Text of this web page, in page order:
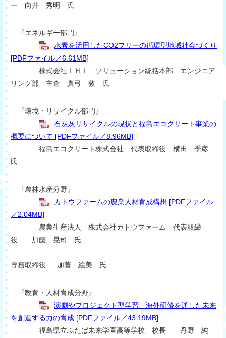
ー 向井 秀明 氏
『エネルギー部門』
水素を活用したCO2フリーの循環型地域社会づくり
[PDFファイル／6.61MB]
株式会社ＩＨＩ ソリューション統括本部 エンジニア
リング部 主査 真弓 敦 氏
『環境・リサイクル部門』
石炭灰リサイクルの現状と福島エコクリート事業の
概要について [PDFファイル／8.96MB]
福島エコクリート株式会社 代表取締役 横田 季彦
氏
『農林水産分野』
カトウファームの農業人材育成構想 [PDFファイル
／2.04MB]
農業生産法人 株式会社カトウファーム 代表取締
役 加藤 晃司 氏
専務取締役 加藤 絵美 氏
『教育・人材育成分野』
演劇やプロジェクト型学習、海外研修を通した未来
を創造する力の育成 [PDFファイル／43.19MB]
福島県立ふたば未来学園高等学校 校長 丹野 純